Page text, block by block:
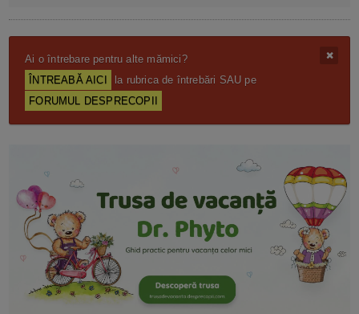
Ai o întrebare pentru alte mămici?
ÎNTREABĂ AICI
la rubrica de întrebări SAU pe
FORUMUL DESPRECOPII